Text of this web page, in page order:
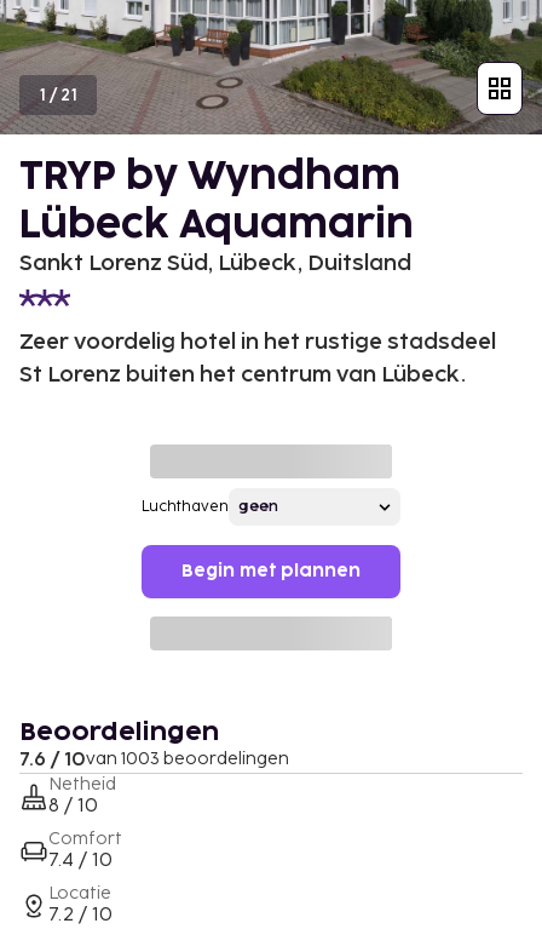
1 /21
TRYP by Wyndham
Lübeck Aquamarin
Sankt Lorenz Süd, Lübeck, Duitsland
Zeer voordelig hotel in het rustige stadsdeel
St Lorenz buiten het centrum van Lübeck.
Luchthaven
Begin met plannen
Beoordelingen
7.6 / 10van 1003 beoordelingen
Netheid
8 / 10
Comfort
7.4 / 10
Locatie
7.2 / 10